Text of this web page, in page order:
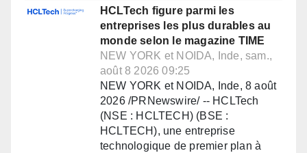
HCLTech figure parmi les
entreprises les plus durables au
monde selon le magazine TIME
NEW YORK et NOIDA, Inde, sam.,
août 8 2026 09:25
NEW YORK et NOIDA, Inde, 8 août
2026 /PRNewswire/ -- HCLTech
(NSE : HCLTECH) (BSE :
HCLTECH), une entreprise
technologique de premier plan à